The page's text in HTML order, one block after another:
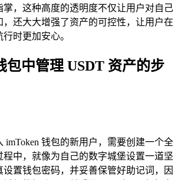
掌，这种高度的透明度不仅让用户对自己
，还大大增强了资产的可控性，让用户在
时更加安心。
包中管理 USDT 资产的步
imToken 钱包的新用户，需要创建一个全
中，就像为自己的数字城堡设置一道坚
设置钱包密码，并妥善保管好助记词，因